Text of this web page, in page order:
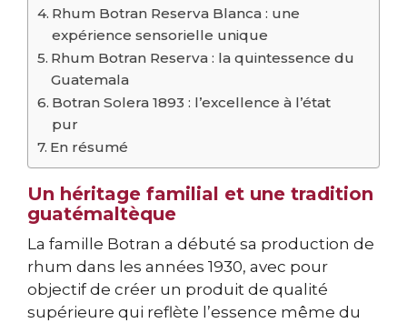
Rhum Botran Reserva Blanca : une
expérience sensorielle unique
Rhum Botran Reserva : la quintessence du
Guatemala
Botran Solera 1893 : l’excellence à l’état
pur
En résumé
Un héritage familial et une tradition
guatémaltèque
La famille Botran a débuté sa production de
rhum dans les années 1930, avec pour
objectif de créer un produit de qualité
supérieure qui reflète l’essence même du